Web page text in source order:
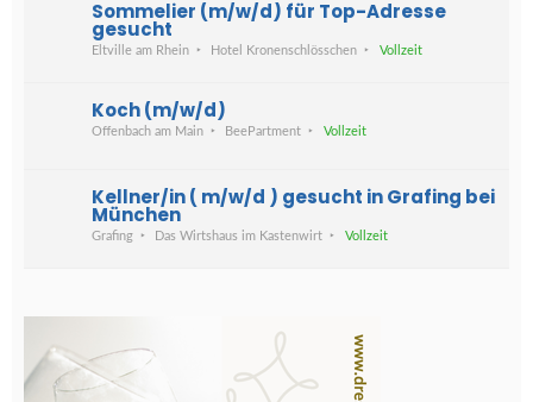
Sommelier (m/w/d) für Top-Adresse
gesucht
Eltville am Rhein Hotel Kronenschlösschen Vollzeit
Koch (m/w/d)
Offenbach am Main BeePartment Vollzeit
Kellner/in ( m/w/d ) gesucht in Grafing bei
München
Grafing Das Wirtshaus im Kastenwirt Vollzeit